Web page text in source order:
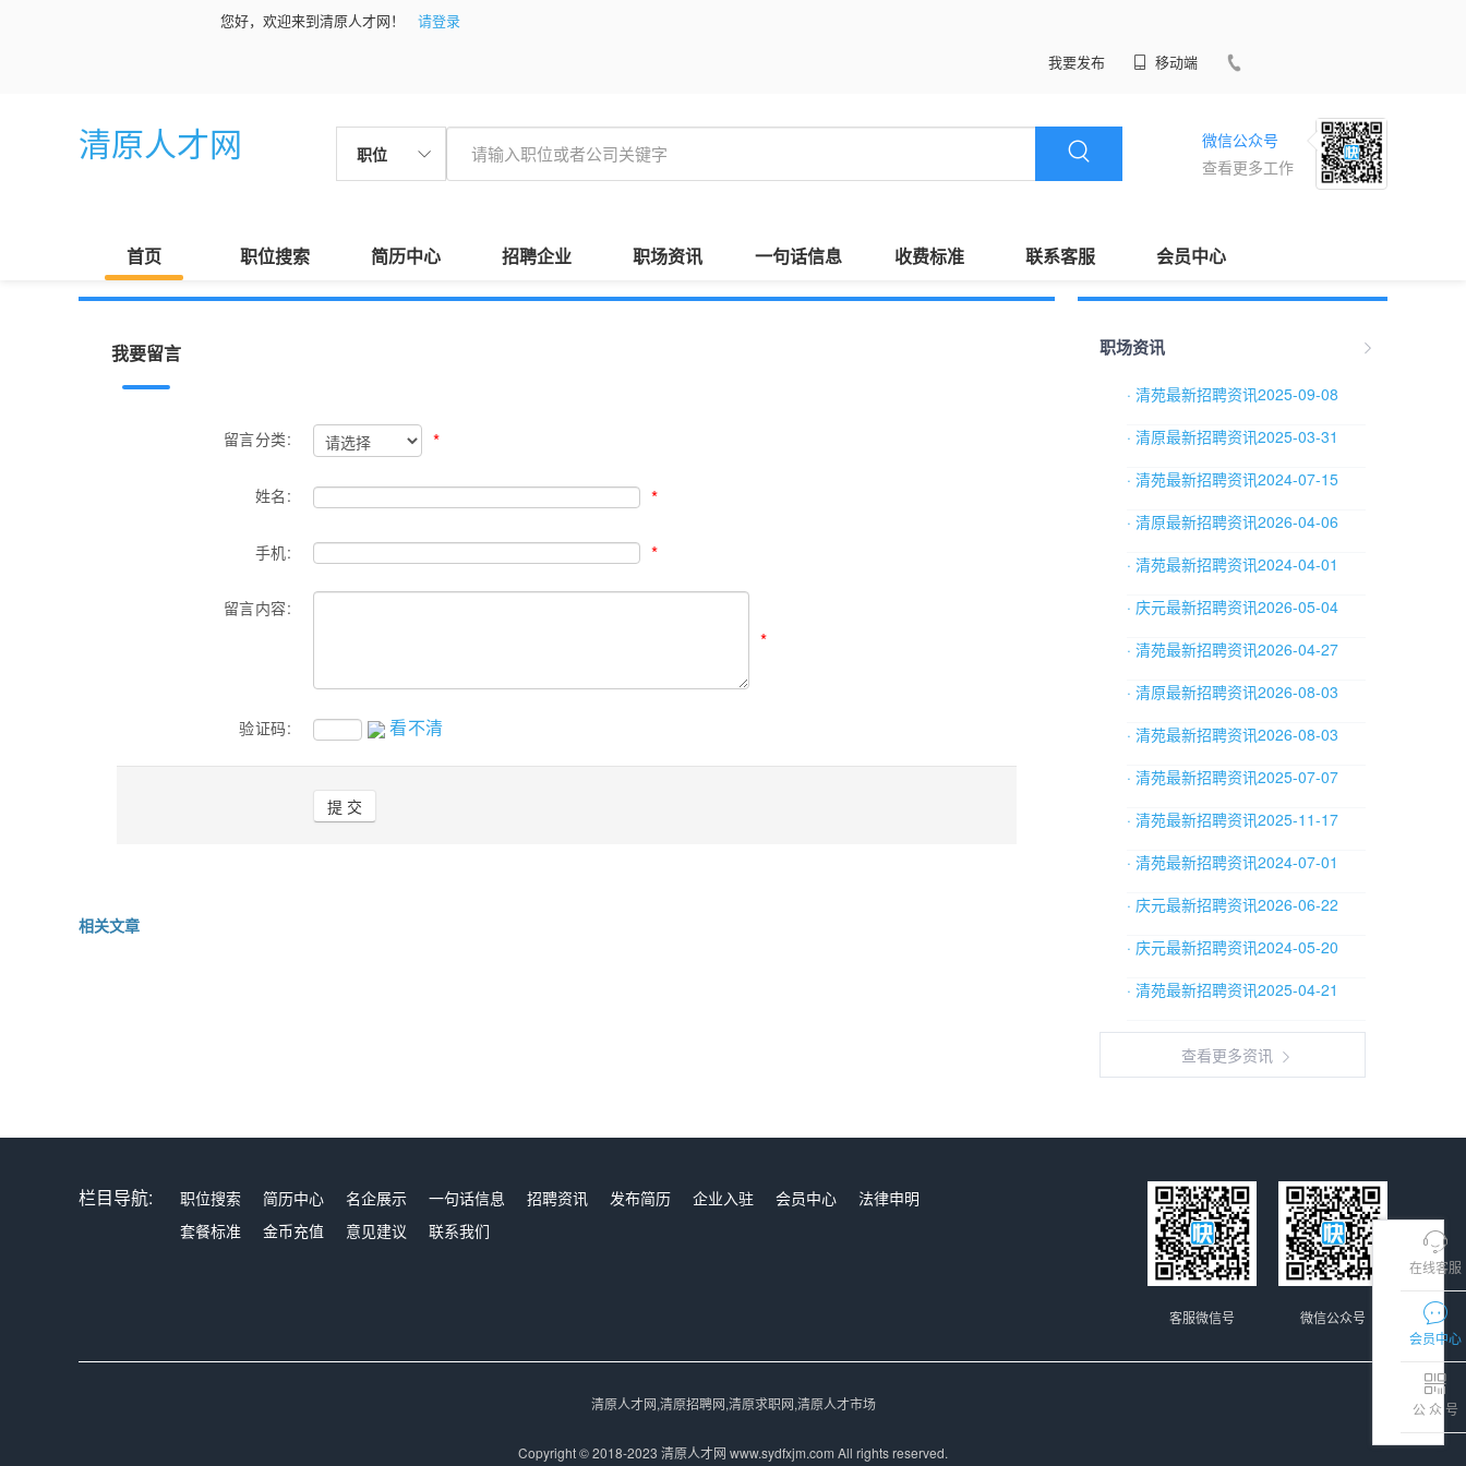
您好，欢迎来到清原人才网！
请登录
我要发布
移动端
清原人才网 职位
微信公众号
查看更多工作
首页 职位搜索 简历中心 招聘企业 职场资讯 一句话信息 收费标准 联系客服 会员中心
在线客服
会员中心
公 众 号
我要留言
留言分类: *
姓名: *
手机: *
留言内容:
*
验证码: 看不清
相关文章
职场资讯
· 清苑最新招聘资讯2025-09-08
· 清原最新招聘资讯2025-03-31
· 清苑最新招聘资讯2024-07-15
· 清原最新招聘资讯2026-04-06
· 清苑最新招聘资讯2024-04-01
· 庆元最新招聘资讯2026-05-04
· 清苑最新招聘资讯2026-04-27
· 清原最新招聘资讯2026-08-03
· 清苑最新招聘资讯2026-08-03
· 清苑最新招聘资讯2025-07-07
· 清苑最新招聘资讯2025-11-17
· 清苑最新招聘资讯2024-07-01
· 庆元最新招聘资讯2026-06-22
· 庆元最新招聘资讯2024-05-20
· 清苑最新招聘资讯2025-04-21
查看更多资讯
栏目导航: 职位搜索 简历中心 名企展示 一句话信息 招聘资讯 发布简历 企业入驻 会员中心
法律申明
套餐标准
金币充值 意见建议 联系我们
微信公众号
客服微信号
清原人才网,清原招聘网,清原求职网,清原人才市场
Copyright © 2018-2023 清原人才网 www.sydfxjm.com All rights reserved.